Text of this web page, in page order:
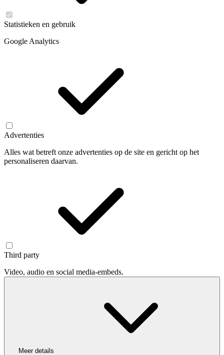
Statistieken en gebruik
Google Analytics
Advertenties
Alles wat betreft onze advertenties op de site en gericht op het
personaliseren daarvan.
Third party
Video, audio en social media-embeds.
Meer details